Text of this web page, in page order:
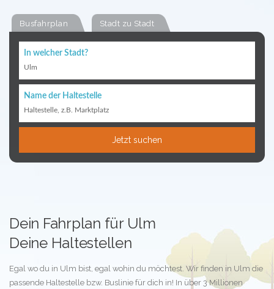
Busfahrplan Stadt zu Stadt
In welcher Stadt?
Ulm
Name der Haltestelle
Haltestelle, z.B. Marktplatz
Jetzt suchen
Dein Fahrplan für Ulm
Deine Haltestellen
Egal wo du in Ulm bist, egal wohin du möchtest. Wir finden in Ulm die
passende Haltestelle bzw. Buslinie für dich in! In über 3 Millionen